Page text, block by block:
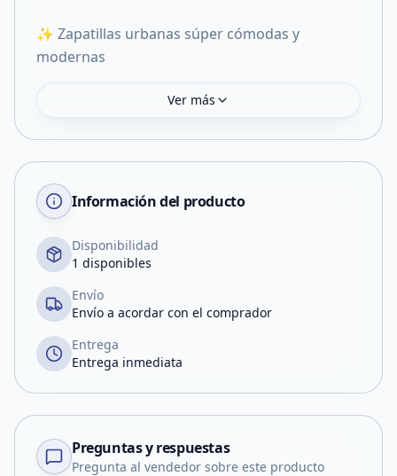
✨ Zapatillas urbanas súper cómodas y
modernas
Ver más
Información del producto
Disponibilidad
1 disponibles
Envío
Envío a acordar con el comprador
Entrega
Entrega inmediata
Preguntas y respuestas
Pregunta al vendedor sobre este producto